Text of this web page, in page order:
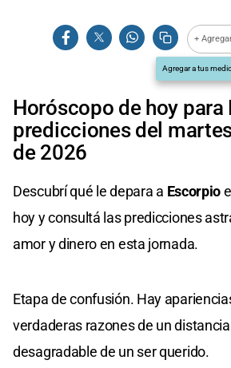
+
Agregar a tus
Horóscopo de hoy para
predicciones del
de 2026
Descubrí qué le depara a Escorpio
hoy y consultá las predicciones
amor y dinero en esta jornada.
Etapa de confusión. Hay
verdaderas razones de un
desagradable de un ser querido.